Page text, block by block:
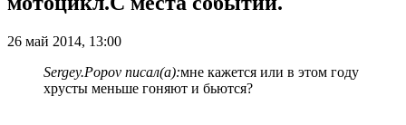
26 май 2014, 13:00
Sergey.Popov писал(а):мне кажется или в этом году
хрусты меньше гоняют и бьются?